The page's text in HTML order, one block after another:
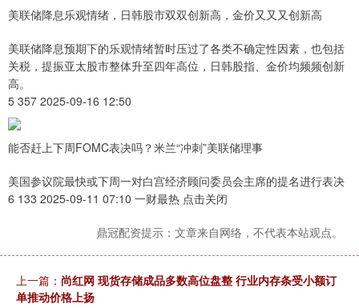
美联储降息乐观情绪，日韩股市双双创新高，金价又又又创新高
美联储降息预期下的乐观情绪暂时压过了各类不确定性因素，也包括
关税，提振亚太股市整体升至四年高位，日韩股指、金价均频频创新
高。
5 357 2025-09-16 12:50
能否赶上下周FOMC表决吗？米兰“冲刺”美联储理事
美国参议院最快或下周一对白宫经济顾问委员会主席的提名进行表决
6 133 2025-09-11 07:10 一财最热 点击关闭
鼎冠配资提示：文章来自网络，不代表本站观点。
上一篇： 尚红网 现货存储成品多数高位盘整 行业内存条受小额订
单推动价格上扬